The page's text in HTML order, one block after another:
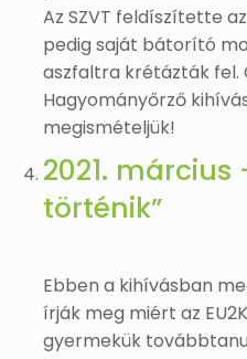
Az SZVT feldíszítette
pedig saját bátorító
aszfaltra krétázták fel.
Hagyományőrző
megismételjük!
2021. március
történik”
Ebben a kihívásban
írják meg miért az
gyermekük